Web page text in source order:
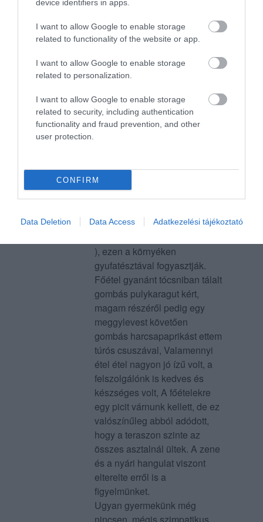
device identifiers in apps.
I want to allow Google to enable storage
related to functionality of the website or app.
I want to allow Google to enable storage
related to personalization.
I want to allow Google to enable storage
related to security, including authentication
functionality and fraud prevention, and other
user protection.
CONFIRM
Data Deletion Data Access Adatkezelési tájékoztató
2011. Június 16.
várakozásainkak (korábban
egy barátunk már mesélt róla).
Gyönyörű környezetben,
fekszik, a hangulatos teraszról
szép a kilátás a folyóra.
Meglepetésünkre Pünkösd
lévén élőzene fogadott minket,
így az ebédet még jobb
javaslatára - megkóstolta a
halászlevet, mely elmondása
szerint ritka finom volt
nagymamám főztjével, aki
), ezen a környéken
gyufatésztával fogyasztják.
Főétel gyanánt tócsniban tálalt
gombás pulykaragut kért,
magam részéről pedig egy
meggylevest követően
gombás harcsapaprikást ettem
túrós csuszával, Valamennyi
étel étel nagyon jó ízű volt, a
felszolgálónk is kedves és
készséges volt, A főételekre
egy picit várnunk kellett, de ez
valószínűleg abból adódott,
hogy a teraszon szinte az
összes asztalnál ültek. A zene
és a nyári hangulat viszont
elterelte erről is a
figyelmünket.
Ugyan gyermekünk még